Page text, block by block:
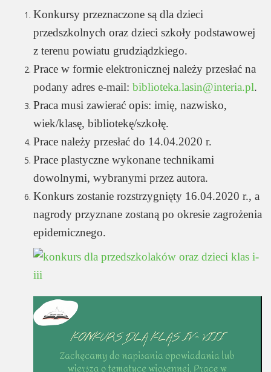
Konkursy przeznaczone są dla dzieci
przedszkolnych oraz dzieci szkoły podstawowej
z terenu powiatu grudziądzkiego.
Prace w formie elektronicznej należy przesłać na
podany adres e-mail: biblioteka.lasin@interia.pl.
Praca musi zawierać opis: imię, nazwisko,
wiek/klasę, bibliotekę/szkołę.
Prace należy przesłać do 14.04.2020 r.
Prace plastyczne wykonane technikami
dowolnymi, wybranymi przez autora.
Konkurs zostanie rozstrzygnięty 16.04.2020 r., a
nagrody przyznane zostaną po okresie zagrożenia
epidemicznego.